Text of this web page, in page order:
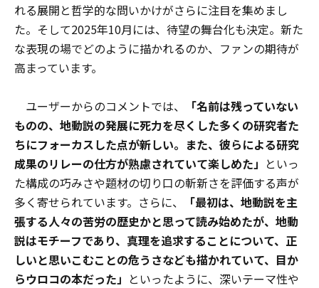
れる展開と哲学的な問いかけがさらに注目を集めまし
た。そして2025年10月には、待望の舞台化も決定。新た
な表現の場でどのように描かれるのか、ファンの期待が
高まっています。
ユーザーからのコメントでは、
「名前は残っていない
ものの、地動説の発展に死力を尽くした多くの研究者た
ちにフォーカスした点が新しい。また、彼らによる研究
成果のリレーの仕方が熟慮されていて楽しめた」 といっ
た構成の巧みさや題材の切り口の斬新さを評価する声が
多く寄せられています。さらに、
「最初は、地動説を主
張する人々の苦労の歴史かと思って読み始めたが、地動
説はモチーフであり、真理を追求することについて、正
しいと思いこむことの危うさなども描かれていて、目か
らウロコの本だった」 といったように、深いテーマ性や